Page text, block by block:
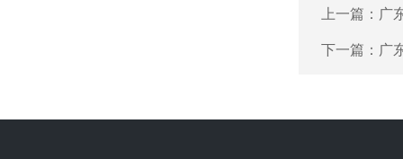
上一篇： 广
下一篇： 广